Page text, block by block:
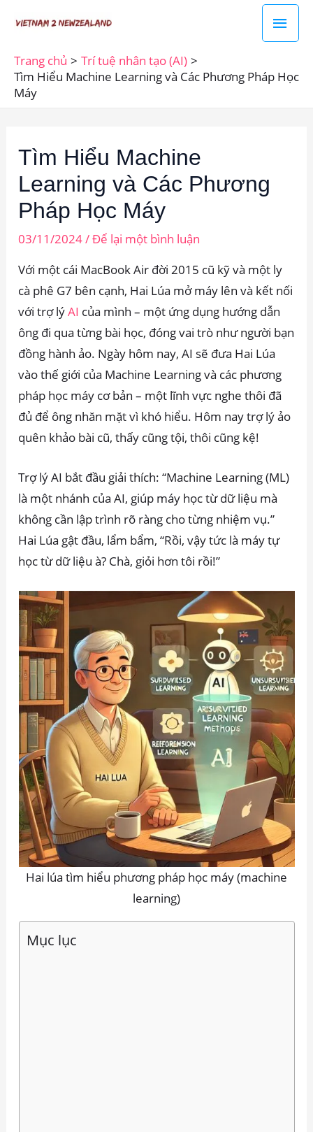
dung
Trang chủ
Trí tuệ nhân tạo (AI)
Tìm Hiểu Machine Learning và Các Phương Pháp Học
Máy
Tìm Hiểu Machine
Learning và Các Phương
Pháp Học Máy
03/11/2024/Để lại một bình luận
Với một cái MacBook Air đời 2015 cũ kỹ và một ly
cà phê G7 bên cạnh, Hai Lúa mở máy lên và kết nối
với trợ lýAI của mình – một ứng dụng hướng dẫn
ông đi qua từng bài học, đóng vai trò như người bạn
đồng hành ảo. Ngày hôm nay, AI sẽ đưa Hai Lúa
vào thế giới của Machine Learning và các phương
pháp học máy cơ bản – một lĩnh vực nghe thôi đã
đủ để ông nhăn mặt vì khó hiểu. Hôm nay trợ lý ảo
quên khảo bài cũ, thấy cũng tội, thôi cũng kệ!
Trợ lý AI bắt đầu giải thích: “Machine Learning (ML)
là một nhánh của AI, giúp máy học từ dữ liệu mà
không cần lập trình rõ ràng cho từng nhiệm vụ.”
Hai Lúa gật đầu, lẩm bẩm, “Rồi, vậy tức là máy tự
học từ dữ liệu à? Chà, giỏi hơn tôi rồi!”
Hai lúa tìm hiểu phương pháp học máy (machine
learning)
Mục lục